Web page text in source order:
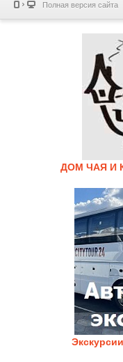
Полная версия сайта
ДОМ ЧАЯ И